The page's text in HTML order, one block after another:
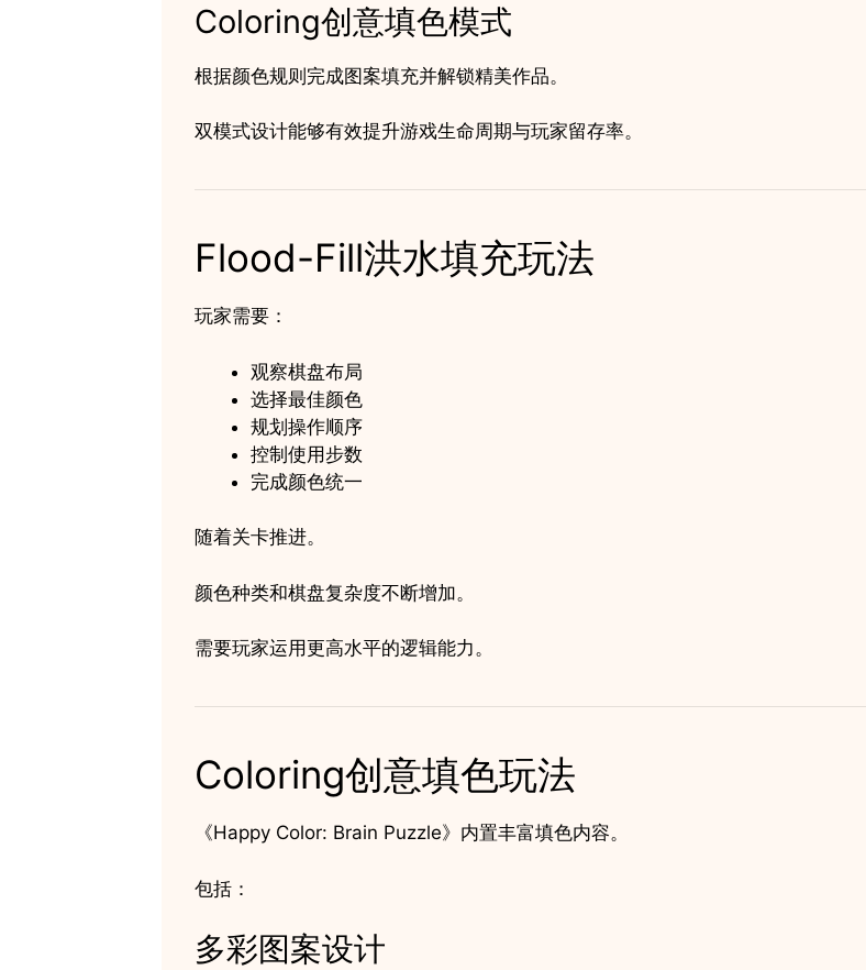
Coloring创意填色模式
根据颜色规则完成图案填充并解锁精美作品。
双模式设计能够有效提升游戏生命周期与玩家留存率。
Flood-Fill洪水填充玩法
玩家需要：
观察棋盘布局
选择最佳颜色
规划操作顺序
控制使用步数
完成颜色统一
随着关卡推进。
颜色种类和棋盘复杂度不断增加。
需要玩家运用更高水平的逻辑能力。
Coloring创意填色玩法
《Happy Color: Brain Puzzle》内置丰富填色内容。
包括：
多彩图案设计